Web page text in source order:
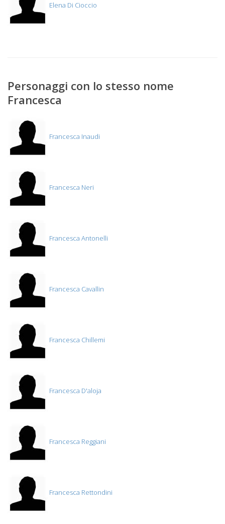
Elena Di Cioccio
Personaggi con lo stesso nome
Francesca
Francesca Inaudi
Francesca Neri
Francesca Antonelli
Francesca Cavallin
Francesca Chillemi
Francesca D'aloja
Francesca Reggiani
Francesca Rettondini